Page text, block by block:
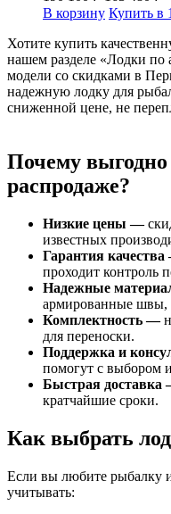
В корзину Купить в
Хотите купить
нашем разделе «Лодки по
модели со скидками в
надежную лодку для
сниженной цене, не
Почему
распродаже?
Низкие цены —
известных
Гарантия
проходит контроль
Надежные
армированные швы,
Комплектность —
для переноски.
Поддержка и
помогут с выбором
Быстрая доставка
кратчайшие сроки.
Как выбрать
Если вы любите рыбалку
учитывать: